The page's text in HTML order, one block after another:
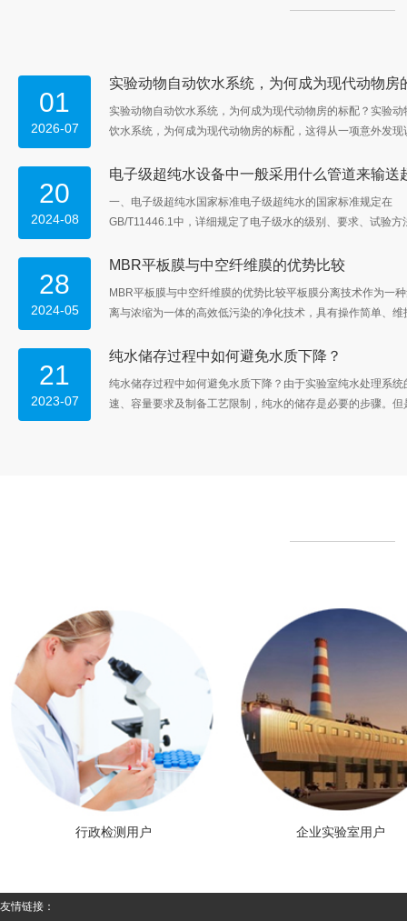
01
2026-07
实验动物自动饮水系统，为何成为现代动物房的标配？实验动
饮水系统，为何成为现代动物房的标配，这得从一项意外发现
一个令人困惑的现象：他们饲养的雌性小鼠突然出现了严重的
查原因，答案竟然出人意料 ——只是因为更换了一栋建筑的自
20
2024-08
一、电子级超纯水国家标准电子级超纯水的国家标准规定在
GB/T11446.1中，详细规定了电子级水的级别、‌要求、‌试验方
超纯水的具体指标，‌如比电阻、‌硅含量、‌微粒数、‌细菌个数等
EW-Ⅰ级别的超纯水，‌其比电阻应不低于18MΩ·cm@25℃，‌硅
不...
28
2024-05
MBR平板膜与中空纤维膜的优势比较
MBR平板膜与中空纤维膜的优势比较平板膜分离技术作为一
离与浓缩为一体的高效低污染的净化技术，具有操作简单、维
环境人士认识、认知和在相关行业污水处理中应用。一、平板
器，平板膜生物反应器可以在更高的活性污泥浓度下保持高通
量即膜的产水量）的稳定运行，对预处理的要求...
21
2023-07
纯水储存过程中如何避免水质下降？
纯水储存过程中如何避免水质下降？由于实验室纯水处理系统
速、容量要求及制备工艺限制，纯水的储存是必要的步骤。但
行政检测用户 企业实验室用户
友情链接：